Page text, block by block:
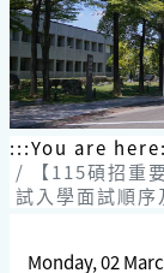
:::You are
【115碩招重
試入學面試順序
Monday, 02